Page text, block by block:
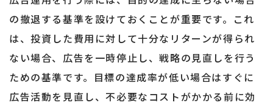
の撤退する基準を設けておくことが重要です。これ
は、投資した費用に対して十分なリターンが得られ
ない場合、広告を一時停止し、戦略の見直しを行う
ための基準です。目標の達成率が低い場合はすぐに
広告活動を見直し、不必要なコストがかかる前に効